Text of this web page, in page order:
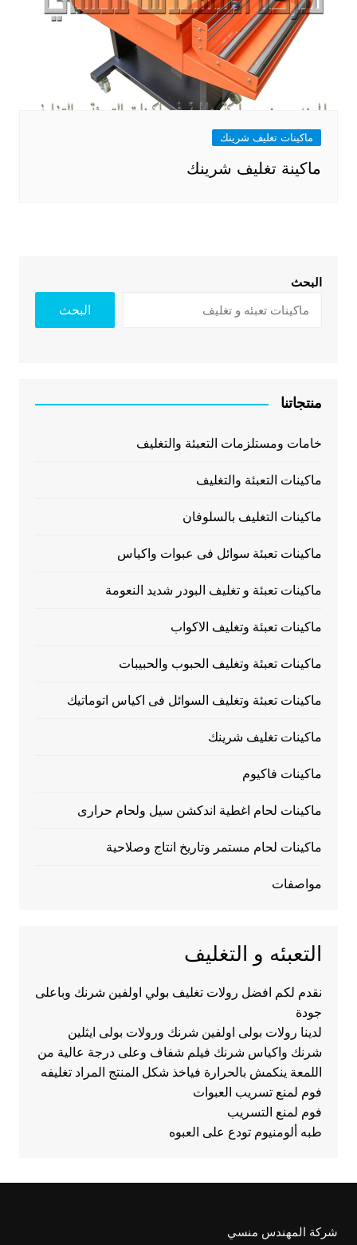
ماكينات تغليف شرينك
ماكينة تغليف شرينك
البحث
البحث
منتجاتنا
خامات ومستلزمات التعبئة والتغليف
ماكينات التعبئة والتغليف
ماكينات التغليف بالسلوفان
ماكينات تعبئة سوائل فى عبوات واكياس
ماكينات تعبئة و تغليف البودر شديد النعومة
ماكينات تعبئة وتغليف الاكواب
ماكينات تعبئة وتغليف الحبوب والحبيبات
ماكينات تعبئة وتغليف السوائل فى اكياس اتوماتيك
ماكينات تغليف شرينك
ماكينات فاكيوم
ماكينات لحام اغطية اندكشن سيل ولحام حرارى
ماكينات لحام مستمر وتاريخ انتاج وصلاحية
مواصفات
التعبئه و التغليف
نقدم لكم افضل رولات تغليف بولي اولفين شرنك وباعلى
جودة
لدينا رولات بولى اولفين شرنك ورولات بولى ايثلين
شرنك واكياس شرنك فيلم شفاف وعلى درجة عالية من
اللمعة ينكمش بالحرارة فياخذ شكل المنتج المراد تغليفه
فوم لمنع تسريب العبوات
فوم لمنع التسريب
طبه ألومنيوم تودع على العبوه
شركة المهندس منسي